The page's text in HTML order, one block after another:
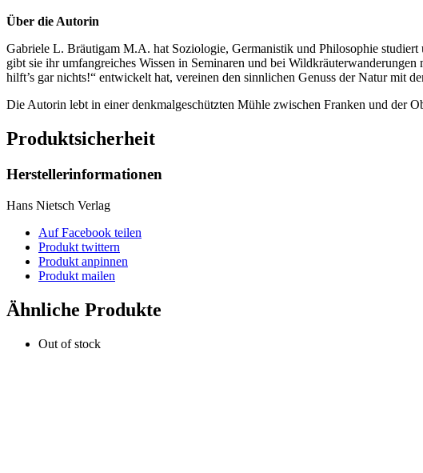
Über die Autorin
Gabriele L. Bräutigam M.A. hat Soziologie, Germanistik und Philosophie
gibt sie ihr umfangreiches Wissen in Seminaren und bei
hilft’s gar nichts!“ entwickelt hat, vereinen den sinnlichen Genuss der Natur mit
Die Autorin lebt in einer denkmalgeschützten Mühle zwischen Franken und der
Produktsicherheit
Herstellerinformationen
Hans Nietsch Verlag
Auf Facebook teilen
Produkt twittern
Produkt anpinnen
Produkt mailen
Ähnliche Produkte
Out of stock